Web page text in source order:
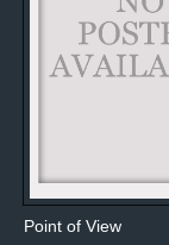
Point of View